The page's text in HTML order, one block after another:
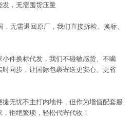
发，无需囤货压量
无需退回原厂，我们直接拆检、换标、
件换标代发，我们不碰敏感货、不瞒
同步，让国际包裹寄送更安心、更省
无忧不主打内地件，但作为增值配套服
拒绝繁琐，轻松代寄代收！